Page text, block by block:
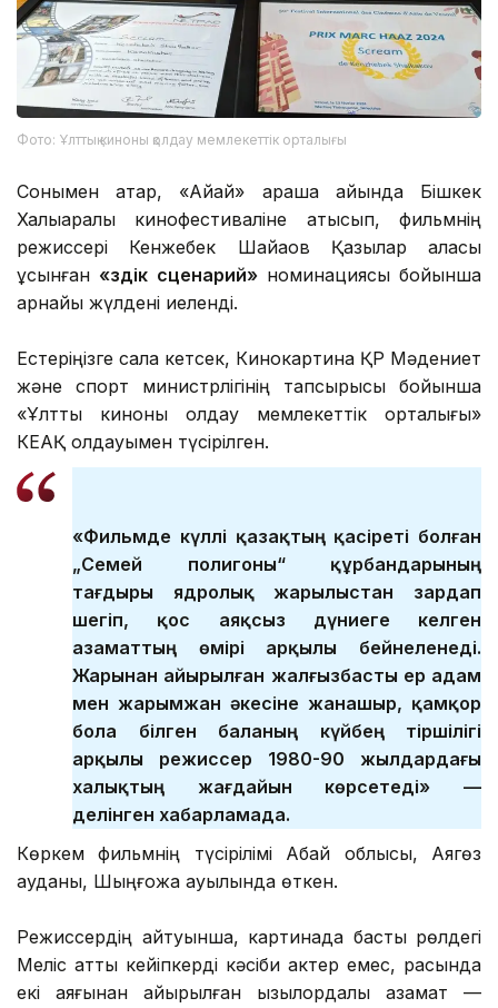
Фото: Ұлттық киноны қолдау мемлекеттік орталығы
Сонымен қатар, «Айқай» қараша айында Бішкек
Халықаралық кинофестиваліне қатысып, фильмнің
режиссері Кенжебек Шайқақов Қазылар алқасы
ұсынған «Үздік сценарий»номинациясы бойынша
арнайы жүлдені иеленді.
Естеріңізге сала кетсек, Кинокартина ҚР Мәдениет
және спорт министрлігінің тапсырысы бойынша
«Ұлттық киноны қолдау мемлекеттік орталығы»
КЕАҚ қолдауымен түсірілген.
«Фильмде күллі қазақтың қасіреті болған
„Семей полигоны“ құрбандарының
тағдыры ядролық жарылыстан зардап
шегіп, қос аяқсыз дүниеге келген
азаматтың өмірі арқылы бейнеленеді.
Жарынан айырылған жалғызбасты ер адам
мен жарымжан әкесіне жанашыр, қамқор
бола білген баланың күйбең тіршілігі
арқылы режиссер 1980-90 жылдардағы
халықтың жағдайын көрсетеді» —
делінген хабарламада.
Көркем фильмнің түсірілімі Абай облысы, Аягөз
ауданы, Шыңғожа ауылында өткен.
Режиссердің айтуынша, картинада басты рөлдегі
Меліс атты кейіпкерді кәсіби актер емес, расында
екі аяғынан айырылған қызылордалық азамат —